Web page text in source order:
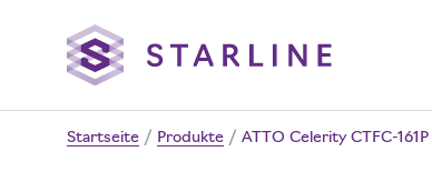
Startseite / Produkte / ATTO Celerity CTFC-161P